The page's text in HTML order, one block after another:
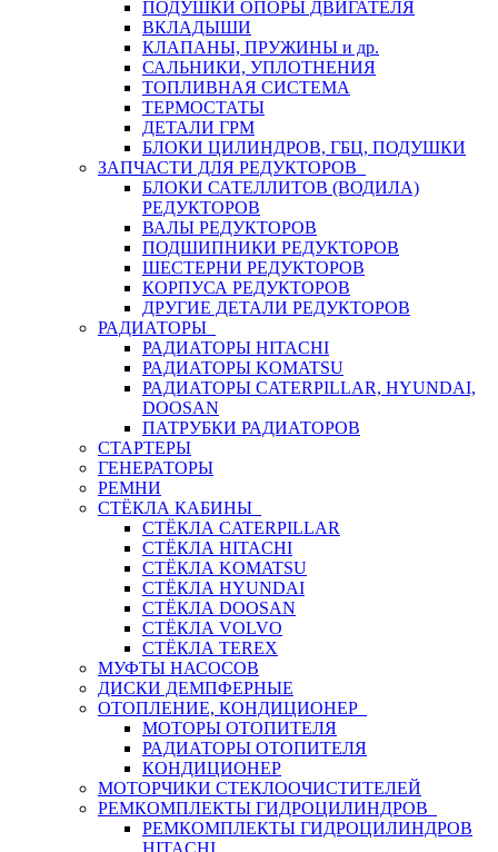
ПОДУШКИ ОПОРЫ ДВИГАТЕЛЯ
ВКЛАДЫШИ
КЛАПАНЫ, ПРУЖИНЫ и др.
САЛЬНИКИ, УПЛОТНЕНИЯ
ТОПЛИВНАЯ СИСТЕМА
ТЕРМОСТАТЫ
ДЕТАЛИ ГРМ
БЛОКИ ЦИЛИНДРОВ, ГБЦ, ПОДУШКИ
ЗАПЧАСТИ ДЛЯ РЕДУКТОРОВ
БЛОКИ САТЕЛЛИТОВ (ВОДИЛА)
РЕДУКТОРОВ
ВАЛЫ РЕДУКТОРОВ
ПОДШИПНИКИ РЕДУКТОРОВ
ШЕСТЕРНИ РЕДУКТОРОВ
КОРПУСА РЕДУКТОРОВ
ДРУГИЕ ДЕТАЛИ РЕДУКТОРОВ
РАДИАТОРЫ
РАДИАТОРЫ HITACHI
РАДИАТОРЫ KOMATSU
РАДИАТОРЫ CATERPILLAR, HYUNDAI,
DOOSAN
ПАТРУБКИ РАДИАТОРОВ
СТАРТЕРЫ
ГЕНЕРАТОРЫ
РЕМНИ
СТЁКЛА КАБИНЫ
СТЁКЛА CATERPILLAR
СТЁКЛА HITACHI
СТЁКЛА KOMATSU
СТЁКЛА HYUNDAI
СТЁКЛА DOOSAN
СТЁКЛА VOLVO
СТЁКЛА TEREX
МУФТЫ НАСОСОВ
ДИСКИ ДЕМПФЕРНЫЕ
ОТОПЛЕНИЕ, КОНДИЦИОНЕР
МОТОРЫ ОТОПИТЕЛЯ
РАДИАТОРЫ ОТОПИТЕЛЯ
КОНДИЦИОНЕР
МОТОРЧИКИ СТЕКЛООЧИСТИТЕЛЕЙ
РЕМКОМПЛЕКТЫ ГИДРОЦИЛИНДРОВ
РЕМКОМПЛЕКТЫ ГИДРОЦИЛИНДРОВ
HITACHI